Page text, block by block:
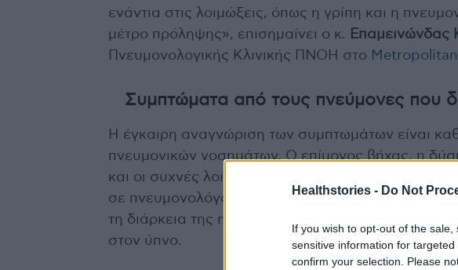
Healthstories - Do Not
If you wish to opt-out of the
sensitive information for
confirm your selection. Please
ενάντια στις λοιμώξεις, όπως η γρίπη και η
μέτρο πρόληψης», επισημαίνει ο κ.
Επαμεινώνδας
Πνευμονολογικής Κλινικής ΠΝΟΗ στο
Συμπτώματα από τους πνεύμονες που
Η έγκαιρη αναγνώριση των συμπτωμάτων είναι
πνευμονικών νοσημάτων. Ο επίμονος βήχας, η
και οι συχνές λοιμώξεις είναι σημάδια που
σε πνευμονολόγο. Ιδιαίτερα σημαντικό είναι το
τη διάρκεια της ημέρας, τα οποία μπορεί να
στον ύπνο.